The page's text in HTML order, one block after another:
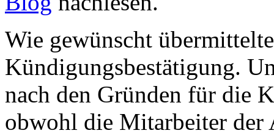
Wie gewünscht
Kündigungsbestätigung.
nach den Gründen für die
obwohl die Mitarbeiter der